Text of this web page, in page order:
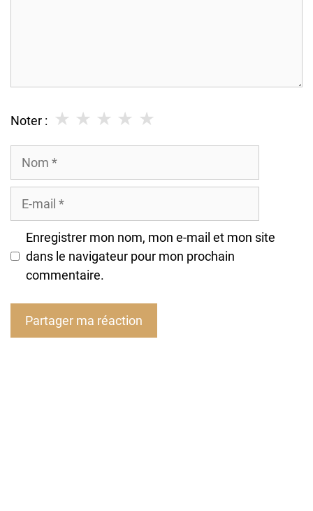
Noter : ★
★
★
★
★
Enregistrer mon nom, mon e-mail et mon site
dans le navigateur pour mon prochain
commentaire.